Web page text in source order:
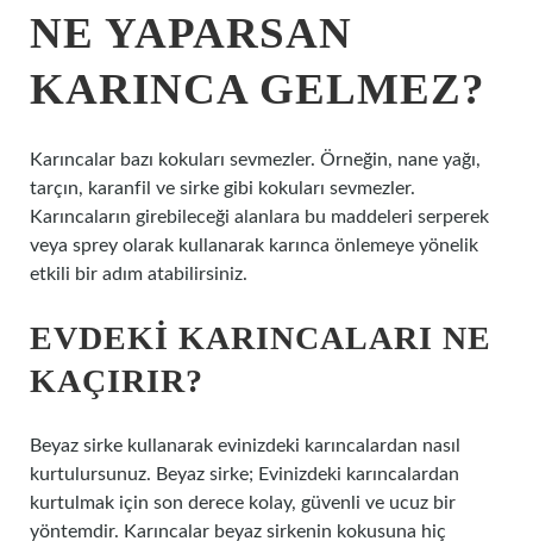
NE YAPARSAN
KARINCA GELMEZ?
Karıncalar bazı kokuları sevmezler. Örneğin, nane yağı,
tarçın, karanfil ve sirke gibi kokuları sevmezler.
Karıncaların girebileceği alanlara bu maddeleri serperek
veya sprey olarak kullanarak karınca önlemeye yönelik
etkili bir adım atabilirsiniz.
EVDEKI KARINCALARI NE
KAÇIRIR?
Beyaz sirke kullanarak evinizdeki karıncalardan nasıl
kurtulursunuz. Beyaz sirke; Evinizdeki karıncalardan
kurtulmak için son derece kolay, güvenli ve ucuz bir
yöntemdir. Karıncalar beyaz sirkenin kokusuna hiç